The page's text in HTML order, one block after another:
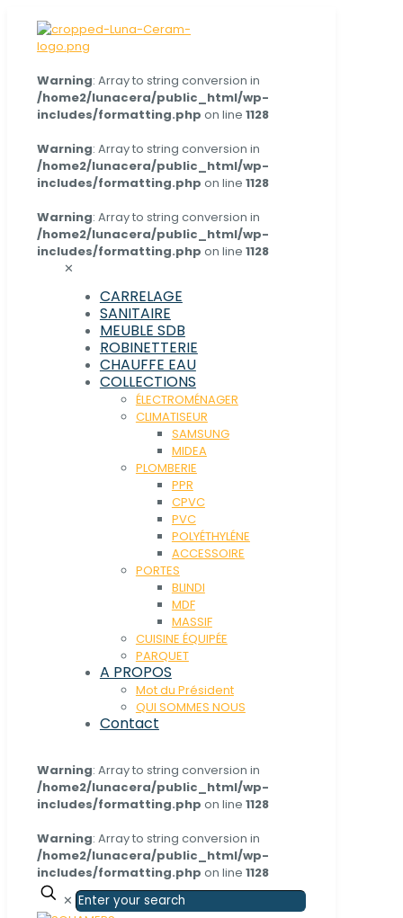
Warning: Array to string conversion in
/home2/lunacera/public_html/wp-
includes/formatting.php on line 1128
Warning: Array to string conversion in
/home2/lunacera/public_html/wp-
includes/formatting.php on line 1128
Warning: Array to string conversion in
/home2/lunacera/public_html/wp-
includes/formatting.php on line 1128
✕
CARRELAGE
SANITAIRE
MEUBLE SDB
ROBINETTERIE
CHAUFFE EAU
COLLECTIONS
ÉLECTROMÉNAGER
CLIMATISEUR
SAMSUNG
MIDEA
PLOMBERIE
PPR
CPVC
PVC
POLYÉTHYLÉNE
ACCESSOIRE
PORTES
BLINDI
MDF
MASSIF
CUISINE ÉQUIPÉE
PARQUET
A PROPOS
Mot du Président
QUI SOMMES NOUS
Contact
Warning: Array to string conversion in
/home2/lunacera/public_html/wp-
includes/formatting.php on line 1128
Warning: Array to string conversion in
/home2/lunacera/public_html/wp-
includes/formatting.php on line 1128
✕